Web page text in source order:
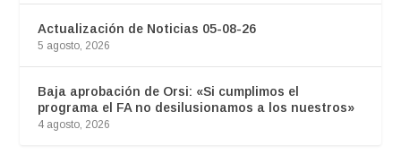
Actualización de Noticias 05-08-26
5 agosto, 2026
Baja aprobación de Orsi: «Si cumplimos el
programa el FA no desilusionamos a los nuestros»
4 agosto, 2026